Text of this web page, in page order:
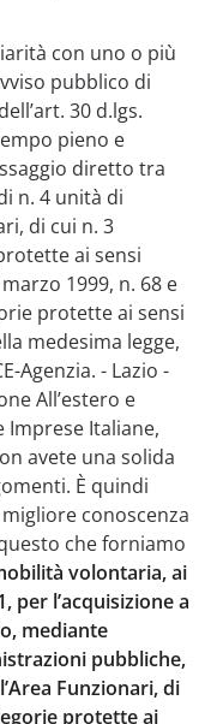
con uno o più
pubblico di
30 d.lgs.
pieno e
diretto tra
n. 4 unità di
di cui n. 3
ai sensi
1999, n. 68 e
protette ai sensi
medesima legge,
Agenzia. - Lazio -
All’estero e
Imprese Italiane,
avete una solida
È quindi
conoscenza
che forniamo
volontaria, ai
per l’acquisizione a
mediante
pubbliche,
Funzionari, di
protette ai